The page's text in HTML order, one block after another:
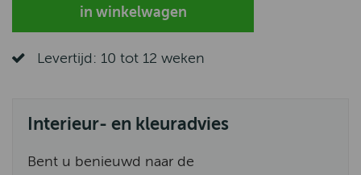
Levertijd: 10 tot 12 weken
Interieur- en kleuradvies
Bent u benieuwd naar de